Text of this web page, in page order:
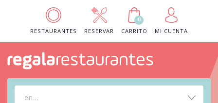
RESTAURANTES RESERVAR
0
CARRITO
MI CUENTA
en...